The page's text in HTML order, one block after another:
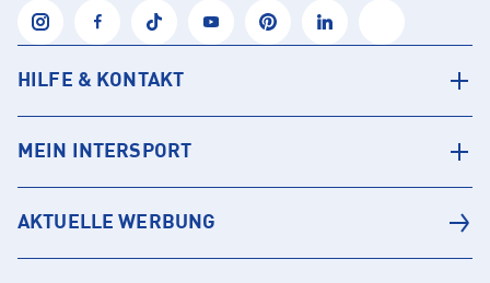
HILFE & KONTAKT
MEIN INTERSPORT
AKTUELLE WERBUNG